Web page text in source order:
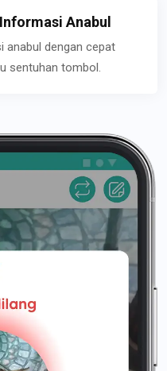
Anabul
anabul dengan cepat
sentuhan tombol.